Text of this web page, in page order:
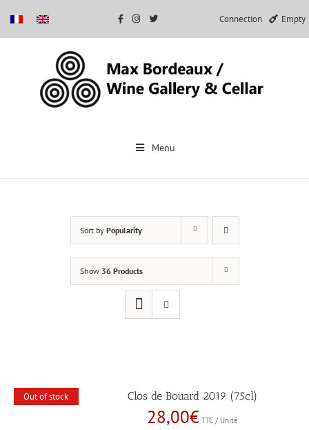
Connection Empty
Menu
Sort by Popularity
Show 36 Products
Out of stock Clos de Boüard 2019 (75cl)
28,00€ TTC / Unité